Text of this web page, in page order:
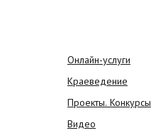
Онлайн-услуги
Краеведение
Проекты. Конкурсы
Видео